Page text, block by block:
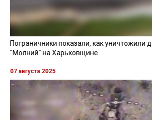
Пограничники показали, как уничтожили
"Молний" на Харьковщине
07 августа 2025